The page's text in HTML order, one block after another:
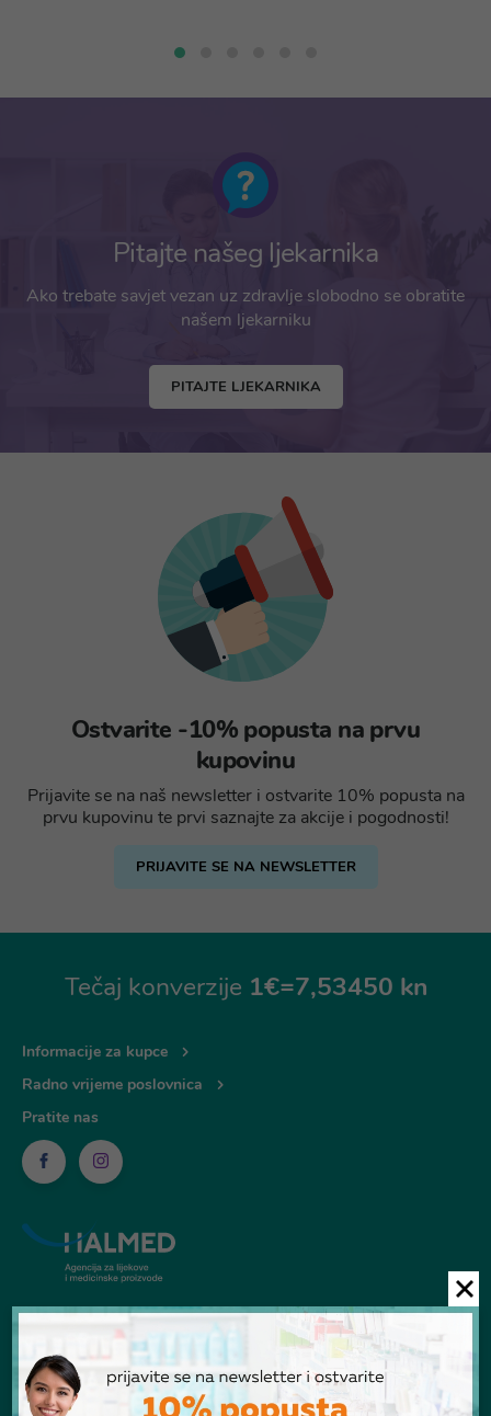
Pitajte našeg ljekarnika
Ako trebate savjet vezan uz zdravlje slobodno se obratite
našem ljekarniku
PITAJTE LJEKARNIKA
Ostvarite -10% popusta na prvu
kupovinu
Prijavite se na naš newsletter i ostvarite 10% popusta na
prvu kupovinu te prvi saznajte za akcije i pogodnosti!
PRIJAVITE SE NA NEWSLETTER
Tečaj konverzije 1€=7,53450 kn
Informacije za kupce
Radno vrijeme poslovnica
Pratite nas
© Ljekarna Talan 2026